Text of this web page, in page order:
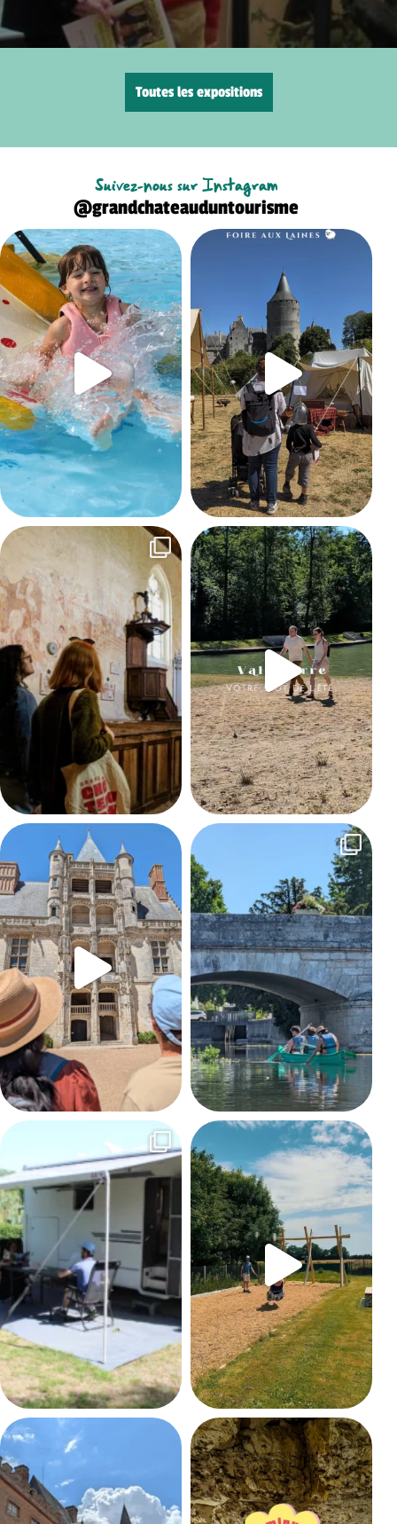
Toutes les expositions
Suivez-nous sur Instagram
@grandchateauduntourisme